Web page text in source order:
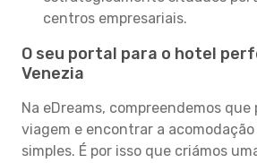
centros empresariais.
O seu portal para o hotel
Venezia
Na eDreams, compreendemos que
viagem e encontrar a
simples. É por isso que criámos